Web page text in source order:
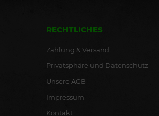
RECHTLICHES
Zahlung & Versand
Privatsphäre und Datenschutz
Unsere AGB
Impressum
Kontakt